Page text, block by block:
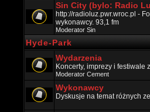
Sin City (bylo: Radio
http://radioluz.pwr.wroc.pl -
wykonawcy. 93,1 fm
Moderator Sin
Hyde-Park
Wydarzenia
Koncerty, imprezy i festiwale
Moderator Cement
Wykonawcy
Dyskusje na temat różnych